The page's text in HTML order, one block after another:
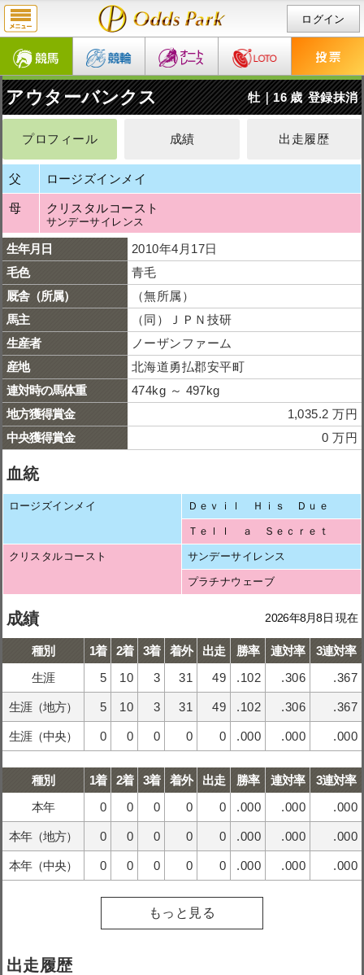
ログイン
アウターバンクス 牡｜16 歳 登録抹消
プロフィール 成績 出走履歴
父 ロージズインメイ
母 クリスタルコースト
サンデーサイレンス
生年月日
2010年4月17日
毛色
青毛
厩舎（所属）
（無所属）
馬主
（同）ＪＰＮ技研
生産者
ノーザンファーム
産地
北海道勇払郡安平町
連対時の馬体重
474kg ～ 497kg
地方獲得賞金
1,035.2 万円
中央獲得賞金
0 万円
血統
ロージズインメイ Ｄｅｖｉｌ Ｈｉｓ Ｄｕｅ
Ｔｅｌｌ ａ Ｓｅｃｒｅｔ
クリスタルコースト サンデーサイレンス
プラチナウェーブ
成績 2026年8月8日 現在
種別 1着 2着 3着 着外 出走 勝率 連対率
3連対率
生涯
5 10 3 31 49 .102 .306 .367
生涯（地方） 5 10 3 31 49 .102 .306 .367
生涯（中央） 0 0 0 0 0 .000 .000 .000
種別 1着 2着 3着 着外 出走 勝率 連対率
3連対率
本年
0 0 0 0 0 .000 .000 .000
本年（地方） 0 0 0 0 0 .000 .000 .000
本年（中央） 0 0 0 0 0 .000 .000 .000
もっと見る
出走履歴